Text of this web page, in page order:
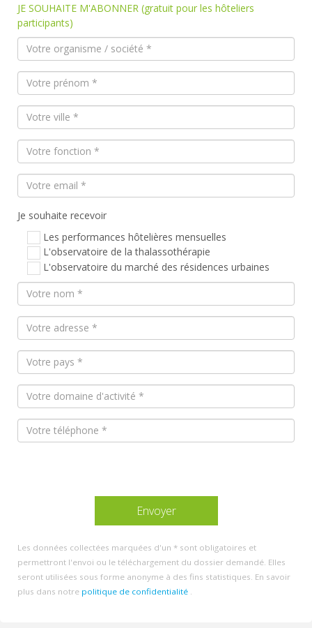
JE SOUHAITE M'ABONNER (gratuit pour les hôteliers
participants)
Je souhaite recevoir
Les performances hôtelières mensuelles
L'observatoire de la thalassothérapie
L'observatoire du marché des résidences urbaines
Les données collectées marquées d'un * sont obligatoires et
permettront l'envoi ou le téléchargement du dossier demandé. Elles
seront utilisées sous forme anonyme à des fins statistiques. En savoir
plus dans notre politique de confidentialité